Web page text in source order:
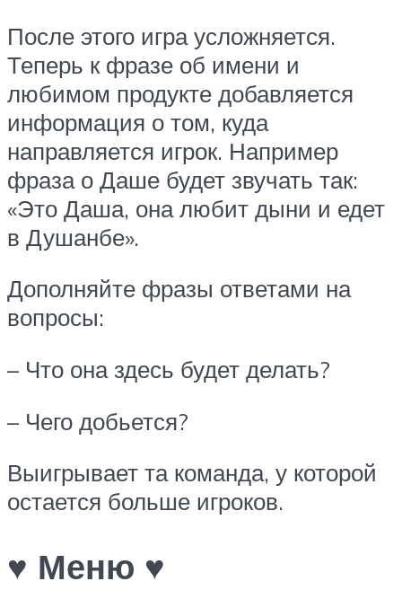
После этого игра усложняется.
Теперь к фразе об имени и
любимом продукте добавляется
информация о том, куда
направляется игрок. Например
фраза о Даше будет звучать так:
«Это Даша, она любит дыни и едет
в Душанбе».
Дополняйте фразы ответами на
вопросы:
– Что она здесь будет делать?
– Чего добьется?
Выигрывает та команда, у которой
остается больше игроков.
♥ Меню ♥